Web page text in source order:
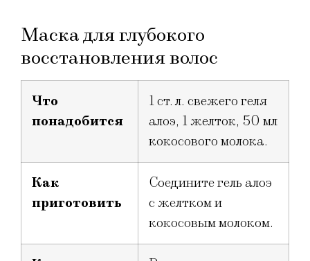
Маска для глубокого
восстановления волос
Что
понадобится
1 ст. л. свежего геля
алоэ, 1 желток, 50 мл
кокосового молока.
Как
приготовить
Соедините гель алоэ
с желтком и
кокосовым молоком.